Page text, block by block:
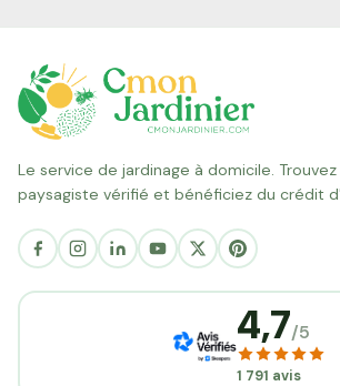
Le service de jardinage à domicile.
paysagiste vérifié et bénéficiez du crédit
4,7/5
1 791 avis